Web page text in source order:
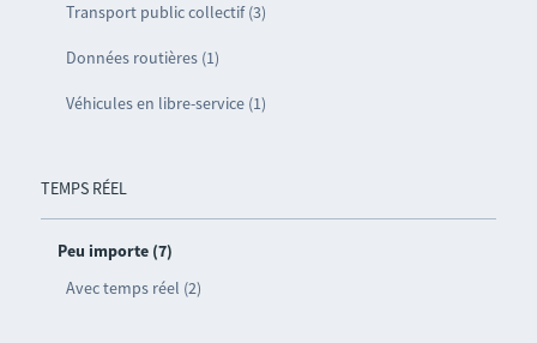
Transport public collectif (3)
Données routières (1)
Véhicules en libre-service (1)
TEMPS RÉEL
Peu importe (7)
Avec temps réel (2)